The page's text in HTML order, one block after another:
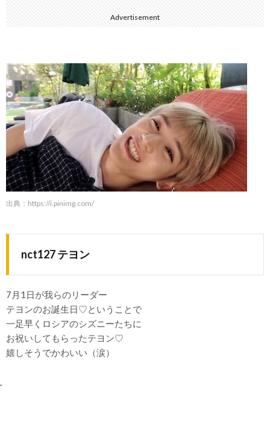
Advertisement
出典： https://i.pinimg.com/
nct127 テヨン
7月1日が我らのリーダー
テヨンのお誕生日♡ということで
一足早くロシアのシズニーたちに
お祝いしてもらったテヨン♡
嬉しそうでかわいい（涙）